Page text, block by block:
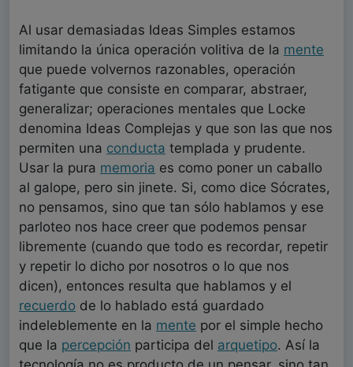
Al usar demasiadas Ideas Simples estamos
limitando la única operación volitiva de la mente
que puede volvernos razonables, operación
fatigante que consiste en comparar, abstraer,
generalizar; operaciones mentales que Locke
denomina Ideas Complejas y que son las que nos
permiten una conducta templada y prudente.
Usar la pura memoria es como poner un caballo
al galope, pero sin jinete. Si, como dice Sócrates,
no pensamos, sino que tan sólo hablamos y ese
parloteo nos hace creer que podemos pensar
libremente (cuando que todo es recordar, repetir
y repetir lo dicho por nosotros o lo que nos
dicen), entonces resulta que hablamos y el
recuerdo de lo hablado está guardado
indeleblemente en la mente por el simple hecho
que la percepción participa del arquetipo. Así la